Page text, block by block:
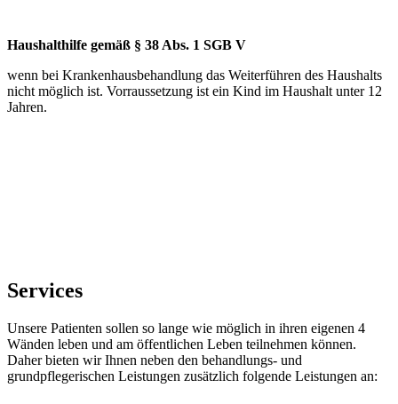
Haushalthilfe gemäß § 38 Abs. 1 SGB V
wenn bei Krankenhausbehandlung das Weiterführen des Haushalts
nicht möglich ist. Vorraussetzung ist ein Kind im Haushalt unter 12
Jahren.
Services
Unsere Patienten sollen so lange wie möglich in ihren eigenen 4
Wänden leben und am öffentlichen Leben teilnehmen können.
Daher bieten wir Ihnen neben den behandlungs- und
grundpflegerischen Leistungen zusätzlich folgende Leistungen an: